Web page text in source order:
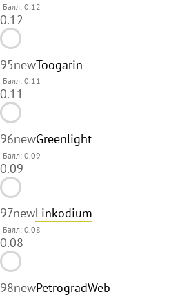
Балл: 0.12
0.12
95newToogarin
Балл: 0.11
0.11
96newGreenlight
Балл: 0.09
0.09
97newLinkodium
Балл: 0.08
0.08
98newPetrogradWeb